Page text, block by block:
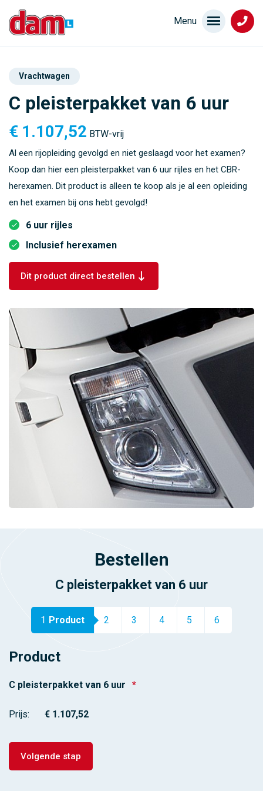
Vrachtwagen
C pleisterpakket van 6 uur
€ 1.107,52 BTW-vrij
Al een rijopleiding gevolgd en niet geslaagd voor het examen?
Koop dan hier een pleisterpakket van 6 uur rijles en het CBR-
herexamen. Dit product is alleen te koop als je al een opleiding
en het examen bij ons hebt gevolgd!
6 uur rijles
Inclusief herexamen
Dit product direct bestellen
Bestellen
C pleisterpakket van 6 uur
1 Product 2 3 4 5 6
Product
C pleisterpakket van 6 uur *
Prijs: